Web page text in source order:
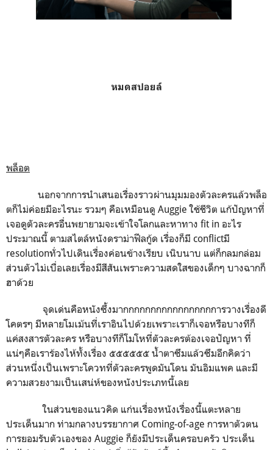
หมดสปอยล์
พล็อต
นอกจากการนำเสนอเรื่องราวผ่านมุมมองตัวละครแล้วพล็อ
ตก็ไม่ค่อยมีอะไรนะ รวมๆ คือเหมือนดู Auggie ใช้ชีวิต แก้ปัญหาที่
เจอดูตัวละครอื่นพยายามจะเข้าใจโลกและหาทาง fit in อะไร
ประมาณนี้ ตามสไตล์หนังดราม่าฟีลกู้ด เรื่องก็มี conflictมี
resolutionทั่วไปเดินเรื่องค่อนข้างเรียบ เนิบนาบ แต่ก็กลมกล่อม
ส่วนตัวไม่เบื่อเลยเรื่องมีสีสันเพราะความสดใสของเด็กๆ บางฉากก็
ฮาด้วย
จุดเด่นคือหนังซึ้งมากกกกกกกกกกกกกกกกการวางเรื่องดี
โคตรๆ มีหลายโมเม้นที่เราอินไปด้วยเพราะเราก็เจอหรือบางทีก็
แค่สงสารตัวละคร หรือบางทีก็โมโหที่ตัวละครต้องเจอปัญหา ที่
แน่ๆคือเราร้องไห้ทั้งเรื่อง ๕๕๕๕๕๕ น้ำตาซึมแล้วซึมอีกคิดว่า
ส่วนหนึ่งเป็นเพราะโควทที่ตัวละครพูดมันโดน มันอิมแพค และมี
ความสวยงามเป็นเสน่ห์ของหนังประเภทนี้เลย
ในส่วนของแนวคิด แก่นเรื่องหนังเรื่องนี้แตะหลาย
ประเด็นมาก ท่ามกลางบรรยากาศ Coming-of-age การหาตัวตน
การยอมรับตัวเองของ Auggie ก็ยังมีประเด็นครอบครัว ประเด็น